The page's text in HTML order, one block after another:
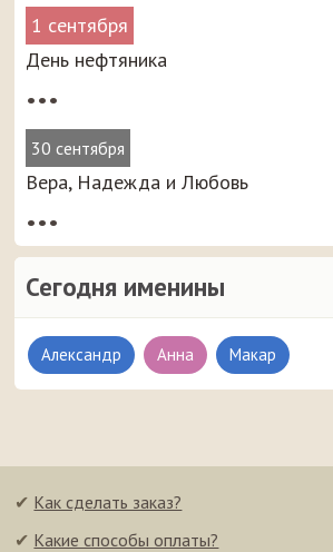
1 сентября
День нефтяника
•••
30 сентября
Вера, Надежда и Любовь
•••
Сегодня именины
Александр Анна Макар
✔ Как сделать заказ?
✔ Какие способы оплаты?